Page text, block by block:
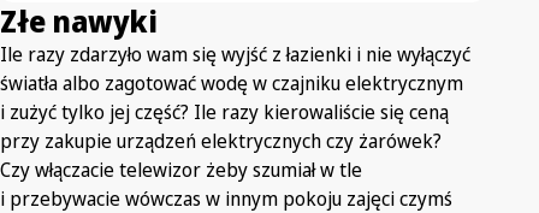
Złe nawyki
Ile razy zdarzyło wam się wyjść z łazienki i nie wyłączyć
światła albo zagotować wodę w czajniku elektrycznym
i zużyć tylko jej część? Ile razy kierowaliście się ceną
przy zakupie urządzeń elektrycznych czy żarówek?
Czy włączacie telewizor żeby szumiał w tle
i przebywacie wówczas w innym pokoju zajęci czymś